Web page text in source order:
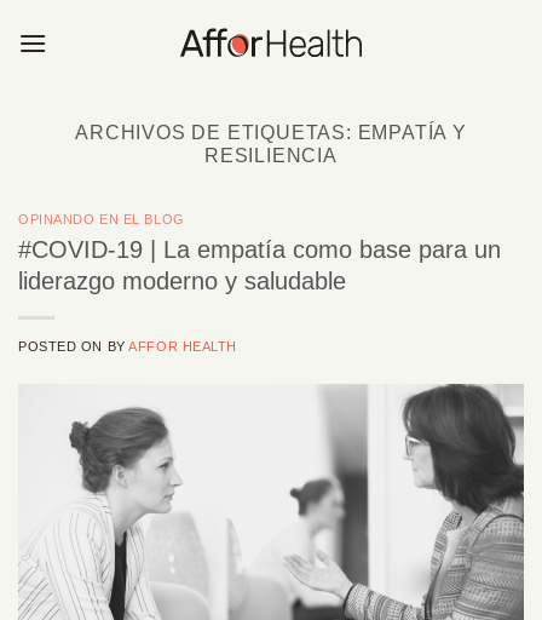
ARCHIVOS DE ETIQUETAS: EMPATÍA Y
RESILIENCIA
OPINANDO EN EL BLOG
#COVID-19 | La empatía como base para un
liderazgo moderno y saludable
POSTED ON BYAFFOR HEALTH